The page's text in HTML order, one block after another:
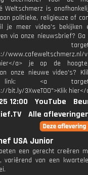
Weltschmerz is
politieke, religieuze of
je meer video's bekijken
via onze nieuwsbrief? Ga
www.cafeweltschmerz.nl/
a> je op de
onze nieuwe video's?
<a
bit.ly/3XweTO0">Klik hier</
12:00 YouTube
Alle
USA Junior
een gerecht creëren
variërend van een​